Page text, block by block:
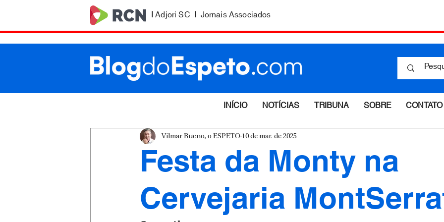
|Adjori SC | Jornais Associados
INÍCIO NOTÍCIAS TRIBUNA SOBRE CONTATO
Festa da Monty na
Cervejaria
Vilmar Bueno, o ESPETO 10 de mar. de 2025